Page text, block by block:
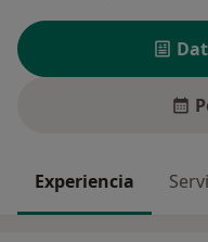
Experiencia